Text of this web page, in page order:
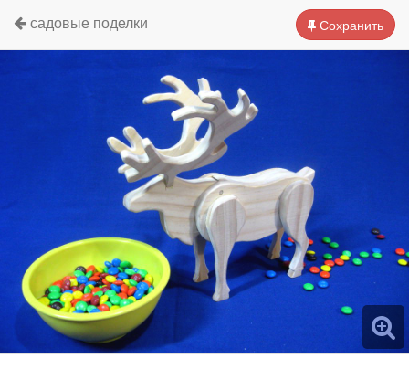
Сохранить
садовые поделки